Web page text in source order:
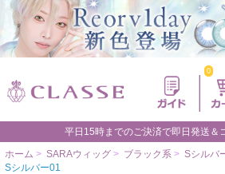
0
平日15時までのご決済で即日発送＆
ホーム > SARAウィッグ > ブラック系 > Sシルバ
Sシルバー01